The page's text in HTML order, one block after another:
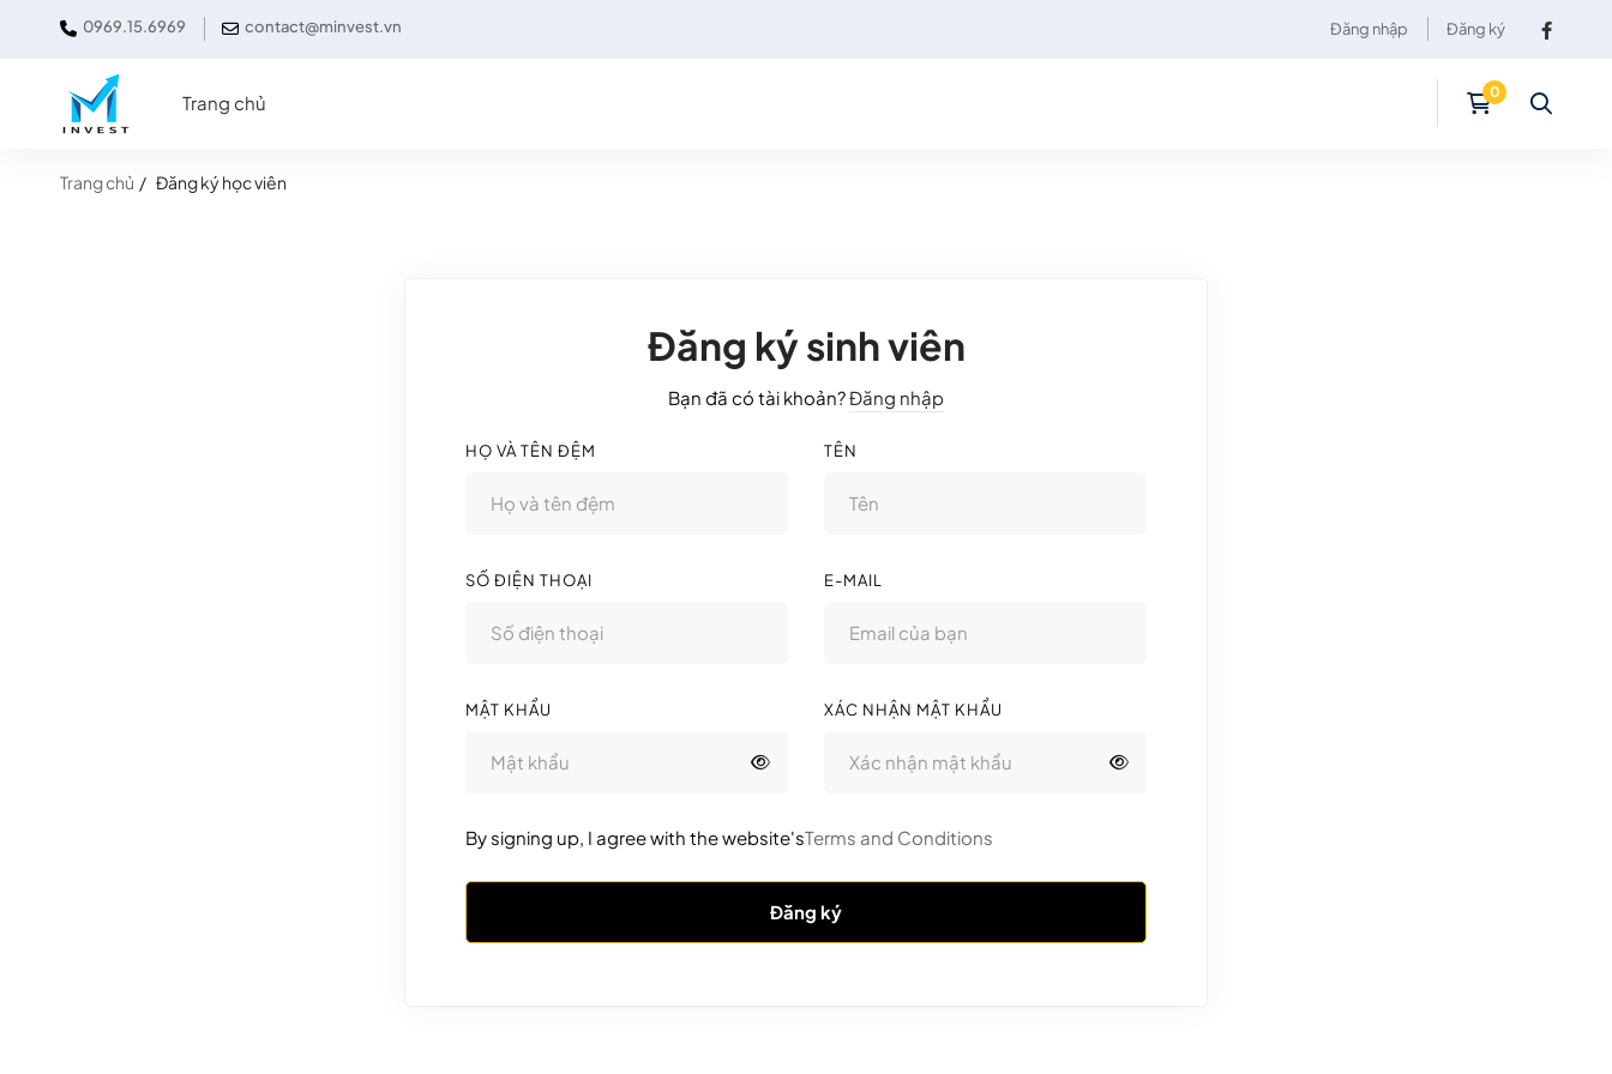
0969.15.6969 contact@minvest.vn Đăng nhập Đăng ký
Trang chủ
Trang chủ Đăng ký học viên
Đăng ký sinh viên
Bạn đã có tài khoản?Đăng nhập
HỌ VÀ TÊN ĐỆM TÊN
SỐ ĐIỆN THOẠI E-MAIL
MẬT KHẨU XÁC NHẬN MẬT KHẨU
By signing up, I agree with the website'sTerms and Conditions
Đăng ký